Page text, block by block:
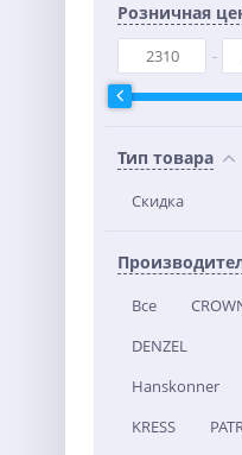
Розничная
Тип товара
Скидка
Все
DENZEL
Hanskonner
KRESS